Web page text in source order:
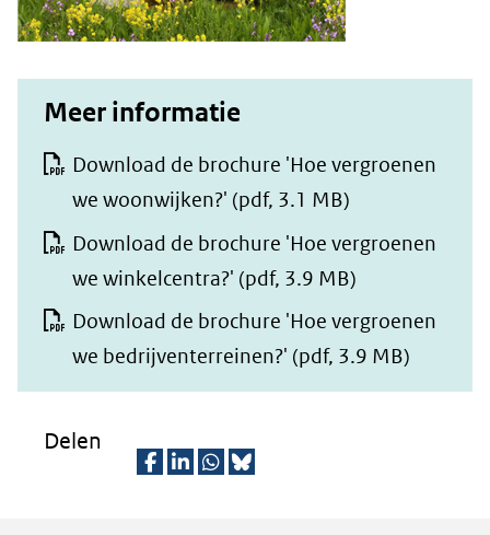
Meer informatie
Download de brochure 'Hoe vergroenen
we woonwijken?' (pdf, 3.1 MB)
Download de brochure 'Hoe vergroenen
we winkelcentra?' (pdf, 3.9 MB)
Download de brochure 'Hoe vergroenen
we bedrijventerreinen?' (pdf, 3.9 MB)
Delen